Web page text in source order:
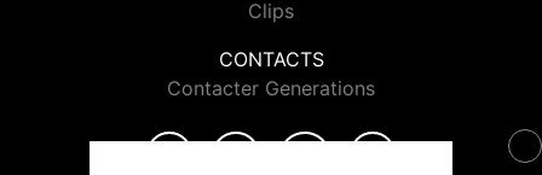
Clips
CONTACTS
Contacter Generations